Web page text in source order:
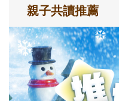
親子共讀推薦